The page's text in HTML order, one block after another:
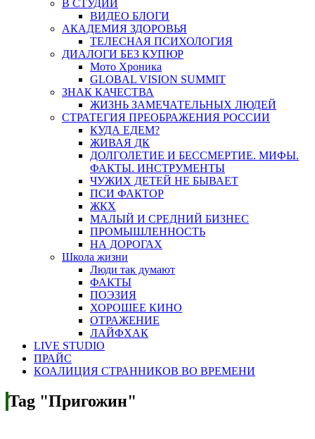
В СТУДИИ
ВИДЕО БЛОГИ
АКАДЕМИЯ ЗДОРОВЬЯ
ТЕЛЕСНАЯ ПСИХОЛОГИЯ
ДИАЛОГИ БЕЗ КУПЮР
Мото Хроника
GLOBAL VISION SUMMIT
ЗНАК КАЧЕСТВА
ЖИЗНЬ ЗАМЕЧАТЕЛЬНЫХ ЛЮДЕЙ
СТРАТЕГИЯ ПРЕОБРАЖЕНИЯ РОССИИ
КУДА ЕДЕМ?
ЖИВАЯ ДК
ДОЛГОЛЕТИЕ И БЕССМЕРТИЕ. МИФЫ.
ФАКТЫ. ИНСТРУМЕНТЫ
ЧУЖИХ ДЕТЕЙ НЕ БЫВАЕТ
ПСИ ФАКТОР
ЖКХ
МАЛЫЙ И СРЕДНИЙ БИЗНЕС
ПРОМЫШЛЕННОСТЬ
НА ДОРОГАХ
Школа жизни
Люди так думают
ФАКТЫ
ПОЭЗИЯ
ХОРОШЕЕ КИНО
ОТРАЖЕНИЕ
ЛАЙФХАК
LIVE STUDIO
ПРАЙС
КОАЛИЦИЯ СТРАННИКОВ ВО ВРЕМЕНИ
Tag "Пригожин"